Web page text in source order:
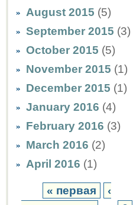
August 2015 (5)
September 2015 (3)
October 2015 (5)
November 2015 (1)
December 2015 (1)
January 2016 (4)
February 2016 (3)
March 2016 (2)
April 2016 (1)
« первая
‹